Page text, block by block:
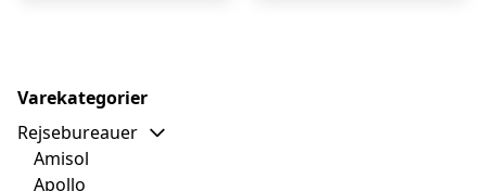
Varekategorier
Rejsebureauer
Amisol
Apollo